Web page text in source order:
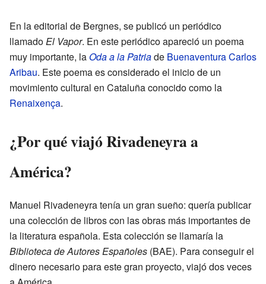
En la editorial de Bergnes, se publicó un periódico
llamadoEl Vapor. En este periódico apareció un poema
muy importante, laOda a la Patriade Buenaventura Carlos
Aribau. Este poema es considerado el inicio de un
movimiento cultural en Cataluña conocido como la
Renaixença.
¿Por qué viajó Rivadeneyra a
América?
Manuel Rivadeneyra tenía un gran sueño: quería publicar
una colección de libros con las obras más importantes de
la literatura española. Esta colección se llamaría la
Biblioteca de Autores Españoles (BAE). Para conseguir el
dinero necesario para este gran proyecto, viajó dos veces